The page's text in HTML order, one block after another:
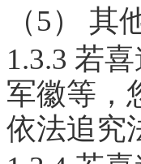
（5）
1.3.3 若
军徽等，
依法追究